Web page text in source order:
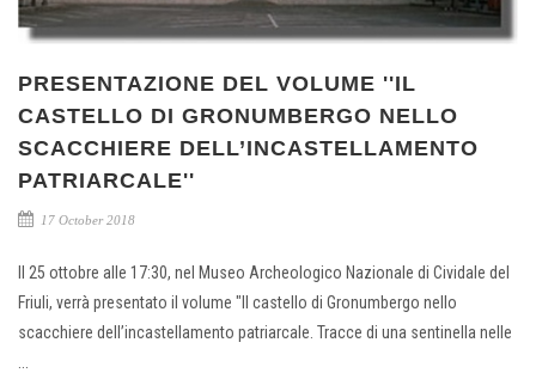
PRESENTAZIONE DEL VOLUME ''IL
CASTELLO DI GRONUMBERGO NELLO
SCACCHIERE DELL’INCASTELLAMENTO
PATRIARCALE''
17 October 2018
Il 25 ottobre alle 17:30, nel Museo Archeologico Nazionale di Cividale del
Friuli, verrà presentato il volume "Il castello di Gronumbergo nello
scacchiere dell’incastellamento patriarcale. Tracce di una sentinella nelle